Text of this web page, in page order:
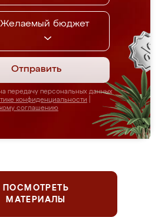
Желаемый бюджет
Отправить
передачу персональных данных
конфиденциальности
соглашению
ПОСМОТРЕТЬ
МАТЕРИАЛЫ